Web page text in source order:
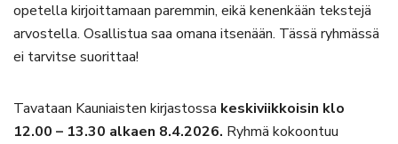
opetella kirjoittamaan paremmin, eikä kenenkään tekstejä
arvostella. Osallistua saa omana itsenään. Tässä ryhmässä
ei tarvitse suorittaa!
Tavataan Kauniaisten kirjastossa keskiviikkoisin klo
12.00 – 13.30 alkaen 8.4.2026. Ryhmä kokoontuu